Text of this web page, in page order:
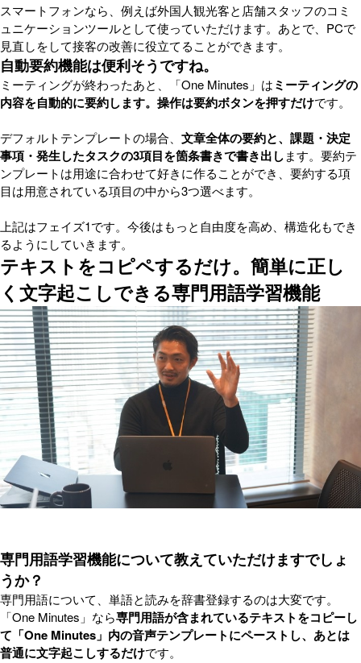
スマートフォンなら、例えば外国人観光客と店舗スタッフのコミ
ュニケーションツールとして使っていただけます。あとで、PCで
見直しをして接客の改善に役立てることができます。
自動要約機能は便利そうですね。
ミーティングが終わったあと、「One Minutes」はミーティングの
内容を自動的に要約します。操作は要約ボタンを押すだけです。
デフォルトテンプレートの場合、 文章全体の要約と、課題・決定
事項・発生したタスクの3項目を箇条書きで書き出します。要約テ
ンプレートは用途に合わせて好きに作ることができ、要約する項
目は用意されている項目の中から3つ選べます。
上記はフェイズ1です。今後はもっと自由度を高め、構造化もでき
るようにしていきます。
テキストをコピペするだけ。簡単に正し
く文字起こしできる専門用語学習機能
専門用語学習機能について教えていただけますでしょ
うか？
専門用語について、単語と読みを辞書登録するのは大変です。
「One Minutes」なら専門用語が含まれているテキストをコピーし
て「One Minutes」内の音声テンプレートにペーストし、あとは
普通に文字起こしするだけです。